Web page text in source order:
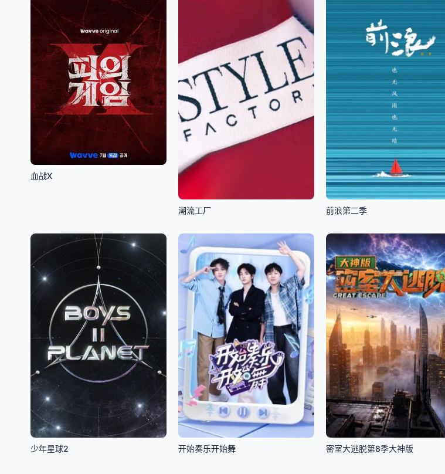
血战X
潮流工厂 前浪第二季
少年星球2 开始奏乐开始舞 密室大逃脱第8季大神版